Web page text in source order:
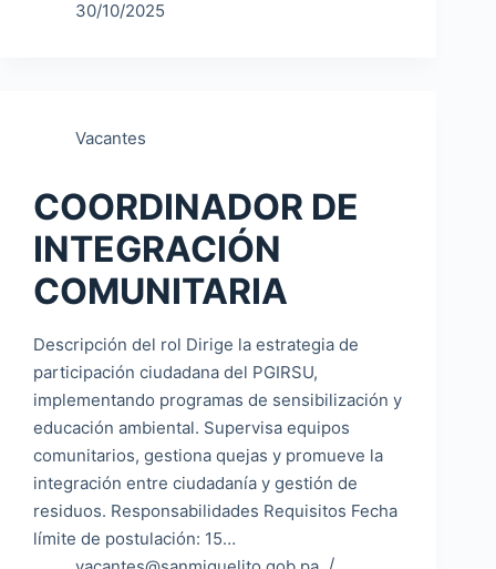
30/10/2025
Vacantes
COORDINADOR DE
INTEGRACIÓN
COMUNITARIA
Descripción del rol Dirige la estrategia de
participación ciudadana del PGIRSU,
implementando programas de sensibilización y
educación ambiental. Supervisa equipos
comunitarios, gestiona quejas y promueve la
integración entre ciudadanía y gestión de
residuos. Responsabilidades Requisitos Fecha
límite de postulación: 15…